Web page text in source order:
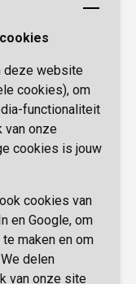
deze website
cookies), om
functionaliteit
van onze
cookies is jouw
cookies van
en Google, om
maken en om
delen
van onze site
en